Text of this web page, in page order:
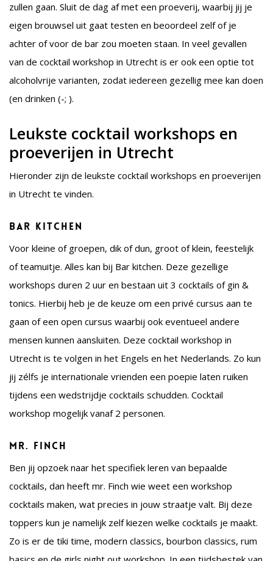
zullen gaan. Sluit de dag af met een proeverij, waarbij jij je
eigen brouwsel uit gaat testen en beoordeel zelf of je
achter of voor de bar zou moeten staan. In veel gevallen
van de cocktail workshop in Utrecht is er ook een optie tot
alcoholvrije varianten, zodat iedereen gezellig mee kan doen
(en drinken (-; ).
Leukste cocktail workshops en
proeverijen in Utrecht
Hieronder zijn de leukste cocktail workshops en proeverijen
in Utrecht te vinden.
Bar kitchen
Voor kleine of groepen, dik of dun, groot of klein, feestelijk
of teamuitje. Alles kan bij Bar kitchen. Deze gezellige
workshops duren 2 uur en bestaan uit 3 cocktails of gin &
tonics. Hierbij heb je de keuze om een privé cursus aan te
gaan of een open cursus waarbij ook eventueel andere
mensen kunnen aansluiten. Deze cocktail workshop in
Utrecht is te volgen in het Engels en het Nederlands. Zo kun
jij zélfs je internationale vrienden een poepie laten ruiken
tijdens een wedstrijdje cocktails schudden. Cocktail
workshop mogelijk vanaf 2 personen.
Mr. Finch
Ben jij opzoek naar het specifiek leren van bepaalde
cocktails, dan heeft mr. Finch wie weet een workshop
cocktails maken, wat precies in jouw straatje valt. Bij deze
toppers kun je namelijk zelf kiezen welke cocktails je maakt.
Zo is er de tiki time, modern classics, bourbon classics, rum